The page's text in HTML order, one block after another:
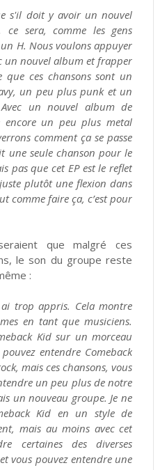
s'il doit y avoir un nouvel
ce sera, comme les gens
H. Nous voulons appuyer
un nouvel album et frapper
ces chansons sont un
un peu plus punk et un
un nouvel album de
encore un peu plus metal
comment ça se passe
une seule chanson pour le
pas que cet EP est le reflet
plutôt une flexion dans
comme faire ça, c’est pour
que malgré ces
le son du groupe reste
:
ai trop appris. Cela montre
en tant que musiciens.
Kid sur un morceau
entendre Comeback
mais ces chansons, vous
un peu plus de notre
un nouveau groupe. Je ne
Kid en un style de
mais au moins avec cet
certaines des diverses
vous pouvez entendre une